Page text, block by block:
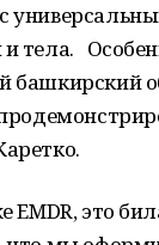
тела.
башкирский
EMDR, это